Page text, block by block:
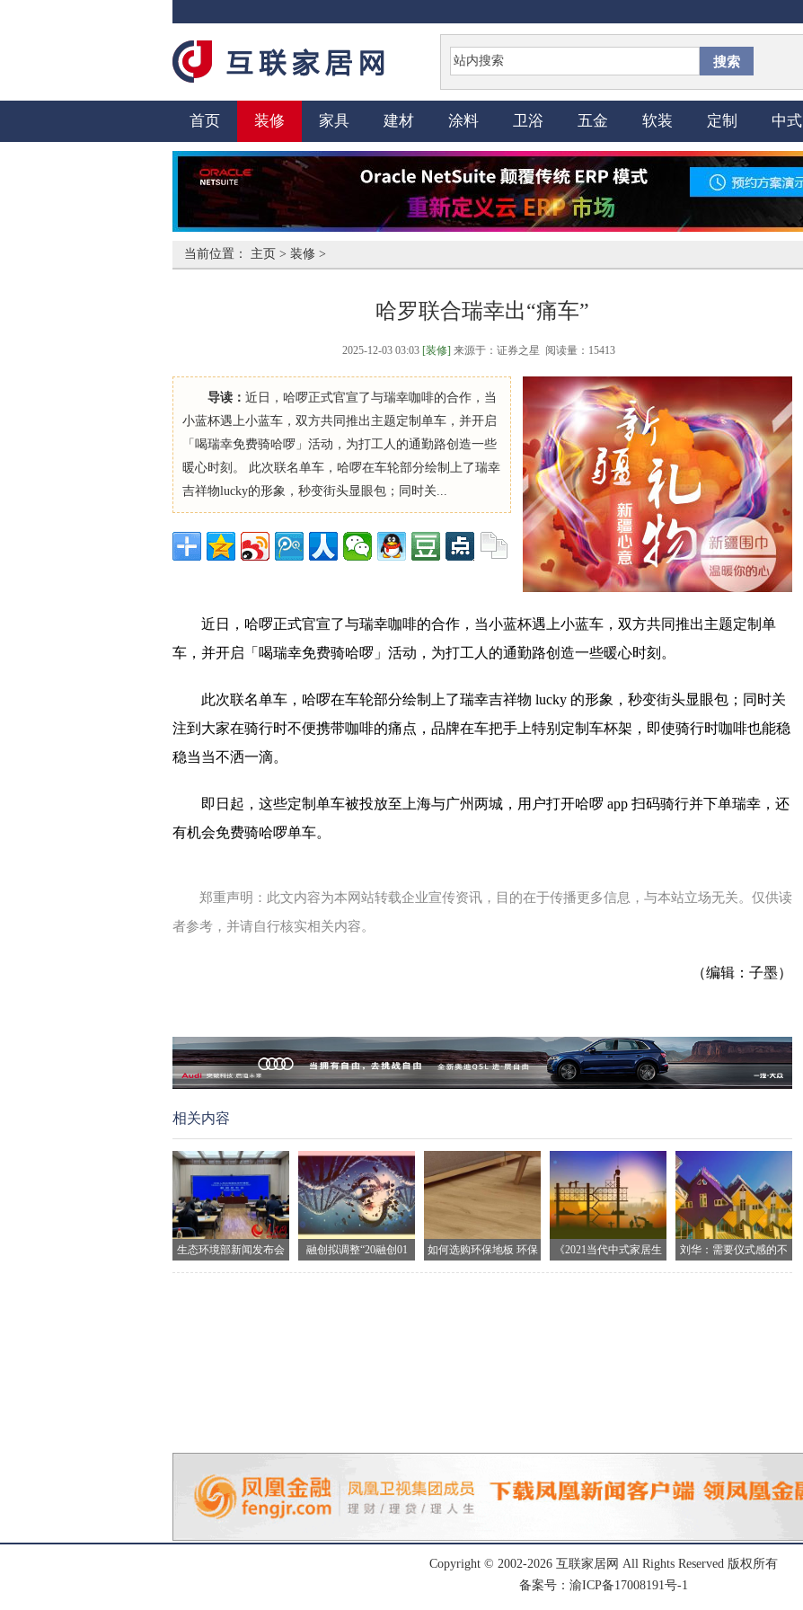
搜索
首页 装修 家具 建材 涂料 卫浴 五金 软装 定制 中式
当前位置： 主页 > 装修 >
哈罗联合瑞幸出“痛车”
2025-12-03 03:03 [装修] 来源于：证券之星 阅读量：15413
导读： 近日，哈啰正式官宣了与瑞幸咖啡的合作，当
小蓝杯遇上小蓝车，双方共同推出主题定制单车，并开启
「喝瑞幸免费骑哈啰」活动，为打工人的通勤路创造一些
暖心时刻。 此次联名单车，哈啰在车轮部分绘制上了瑞幸
吉祥物lucky的形象，秒变街头显眼包；同时关...
近日，哈啰正式官宣了与瑞幸咖啡的合作，当小蓝杯遇上小蓝车，双方共同推出主题定制单
车，并开启「喝瑞幸免费骑哈啰」活动，为打工人的通勤路创造一些暖心时刻。
此次联名单车，哈啰在车轮部分绘制上了瑞幸吉祥物 lucky 的形象，秒变街头显眼包；同时关
注到大家在骑行时不便携带咖啡的痛点，品牌在车把手上特别定制车杯架，即使骑行时咖啡也能稳
稳当当不洒一滴。
即日起，这些定制单车被投放至上海与广州两城，用户打开哈啰 app 扫码骑行并下单瑞幸，还
有机会免费骑哈啰单车。
郑重声明：此文内容为本网站转载企业宣传资讯，目的在于传播更多信息，与本站立场无关。仅供读
者参考，并请自行核实相关内容。
（编辑：子墨）
相关内容
生态环境部新闻发布会
现场
融创拟调整“20融创01
如何选购环保地板 环保
地
《2021当代中式家居生
刘华：需要仪式感的不
止生
Copyright © 2002-2026 互联家居网 All Rights Reserved 版权所有
备案号：渝ICP备17008191号-1